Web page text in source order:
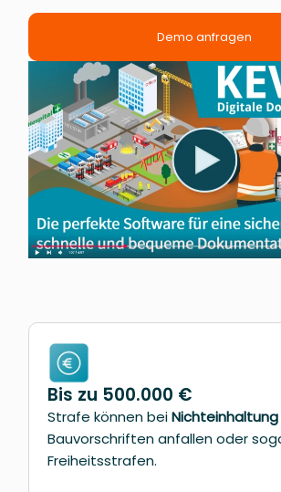
Demo anfragen
Bis zu 500.000 €
Strafe können beiNichteinhaltung
Bauvorschriften anfallen oder
Freiheitsstrafen.